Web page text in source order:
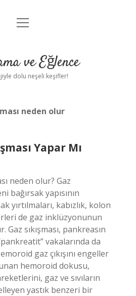
Anasayfa
Yasal Uyarı
menüyü
ve Eğlence
dolu neşeli keşifler!
neden olur
Yapar Mı
neden olur? Gaz
bağırsak yapısının
yırtılmaları, kabızlık, kolon
de gaz inklüzyonunun
Gaz sıkışması, pankreasın
vakalarında da
gaz çıkışını engeller
hemoroid dokusu,
gaz ve sıvıların
yastık benzeri bir